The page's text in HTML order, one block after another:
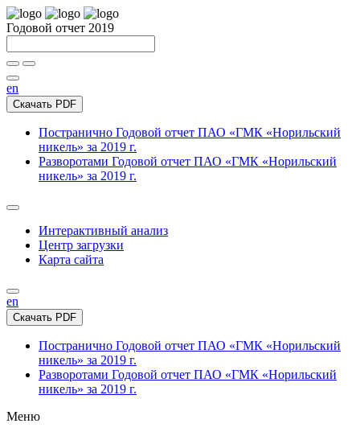
Годовой отчет 2019
en
Скачать PDF
Постранично Годовой отчет ПАО «ГМК «Норильский
никель» за 2019 г.
Разворотами Годовой отчет ПАО «ГМК «Норильский
никель» за 2019 г.
Интерактивный анализ
Центр загрузки
Карта сайта
en
Скачать PDF
Постранично Годовой отчет ПАО «ГМК «Норильский
никель» за 2019 г.
Разворотами Годовой отчет ПАО «ГМК «Норильский
никель» за 2019 г.
Меню